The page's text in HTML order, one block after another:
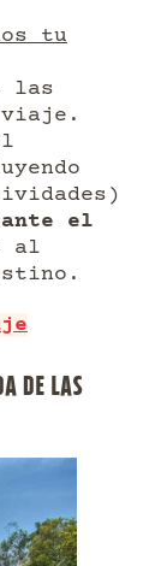
tu
las
viaje.
el
al
DE LAS